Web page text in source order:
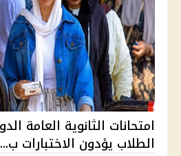
الطلاب يؤدون الاختبارات ب...